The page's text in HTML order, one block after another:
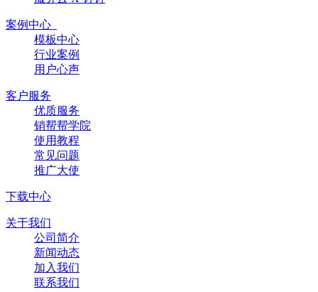
案例中心
模板中心
行业案例
用户心声
客户服务
优质服务
销帮帮学院
使用教程
常见问题
推广大使
下载中心
关于我们
公司简介
新闻动态
加入我们
联系我们